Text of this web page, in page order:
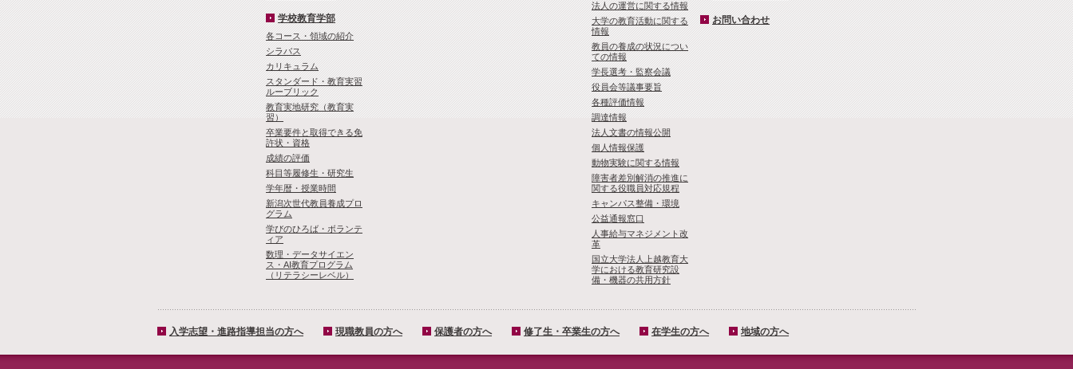
学校教育学部
各コース・領域の紹介
シラバス
カリキュラム
スタンダード・教育実習
ルーブリック
教育実地研究（教育実
習）
卒業要件と取得できる免
許状・資格
成績の評価
科目等履修生・研究生
学年暦・授業時間
新潟次世代教員養成プロ
グラム
学びのひろば・ボランテ
ィア
数理・­データサイ­エン
ス・A­I教育プロ­グラム
（リ­テラシーレ­ベル）
法人の運営に関する情報
大学の教育活動に関する
情報
教員の養成の状況につい
ての情報
学長選考・監察会議
役員会等議事要旨
各種評価情報
調達情報
法人文書の情報公開
個人情報保護
動物実験に関する情報
障害者差別解消の推進に
関する役職員対応規程
キャンパス整備・環境
公益通報窓口
人事給与マネジメント改
革
国立大学法人上越教育大
学における教育研究設
備・機器の共用方針
お問い合わせ
入学志望・進路指導担当の方へ 現職教員の方へ 保護者の方へ 修了生・卒業生の方へ 在学生の方へ 地域の方へ